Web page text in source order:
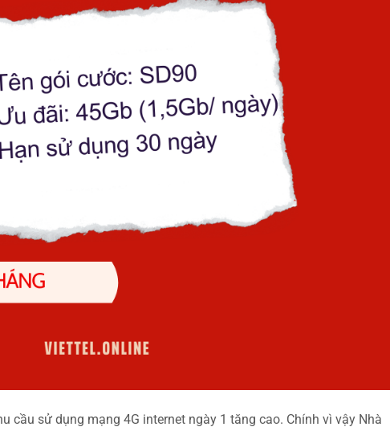
cầu sử dụng mạng 4G internet ngày 1 tăng cao. Chính vì vậy Nhà